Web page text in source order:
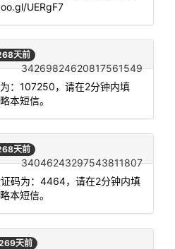
UERgF7
天前
34269824620817561549
为：107250，请在2分钟内填
本短信。
天前
34046243297543811807
证码为：4464，请在2分钟内填
本短信。
天前